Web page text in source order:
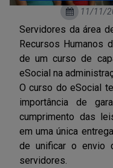
11/11/
Servidores da área
Recursos Humanos
de um curso de
eSocial na
O curso do eSocial
importância de
cumprimento das
em uma única
de unificar o envio
servidores.